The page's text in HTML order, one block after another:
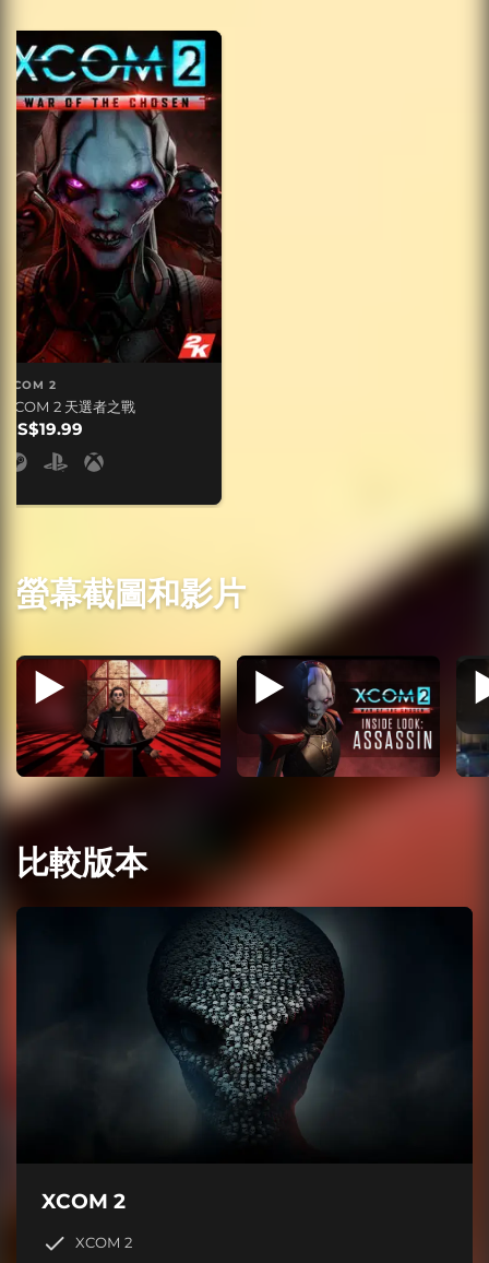
XCOM 2
XCOM 2 天選者之戰
US$19.99
螢幕截圖和影片
比較版本
XCOM 2
XCOM 2